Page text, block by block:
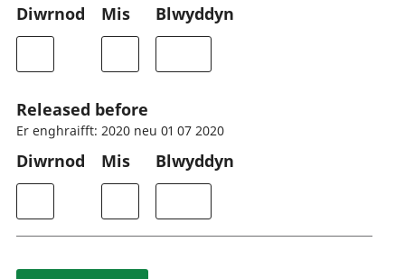
Diwrnod Mis Blwyddyn
Released before
Er enghraifft: 2020 neu 01 07 2020
Diwrnod Mis Blwyddyn